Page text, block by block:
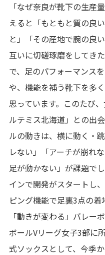
「なぜ奈良が靴下の生産
えると「もともと質の良
と」「その産地で腕の良
互いに切磋琢磨をしてき
で、足のパフォーマンス
や、機能を補う靴下を多
思っています。このたび
ルテミス北海道」との出
ルの動きは、横に動く・
レない」「アーチが崩れ
足が動かない」が課題で
インで開発がスタートし
ピング機能で足裏3点の着
「動きが変わる」バレー
ボールVリーグ女子3部に
式ソックスとして、今季